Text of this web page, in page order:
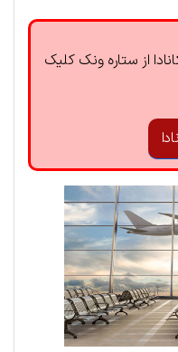
از ستاره ونک کلیک